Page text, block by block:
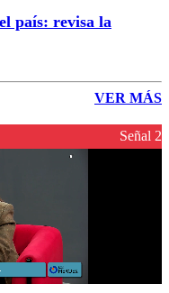
país: revisa la
VER MÁS
Señal 2